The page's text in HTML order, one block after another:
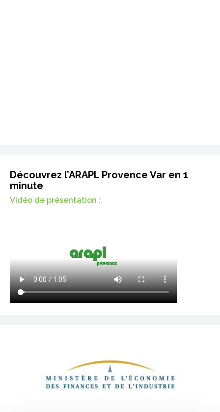
Découvrez l’ARAPL Provence Var en 1
minute
Vidéo de présentation :